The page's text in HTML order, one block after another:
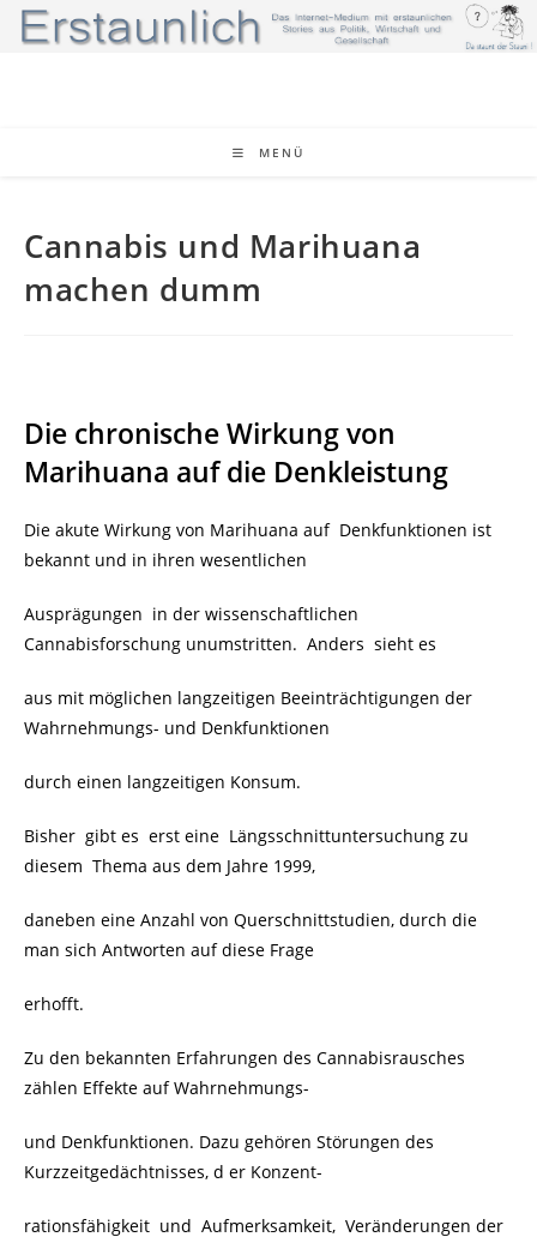
Zum
Inhalt
MENÜ
Cannabis und Marihuana
machen dumm
Die chronische Wirkung von
Marihuana auf die Denkleistung
Die akute Wirkung von Marihuana auf Denkfunktionen ist
bekannt und in ihren wesentlichen
Ausprägungen in der wissenschaftlichen
Cannabisforschung unumstritten. Anders sieht es
aus mit möglichen langzeitigen Beeinträchtigungen der
Wahrnehmungs- und Denkfunktionen
durch einen langzeitigen Konsum.
Bisher gibt es erst eine Längsschnittuntersuchung zu
diesem Thema aus dem Jahre 1999,
daneben eine Anzahl von Querschnittstudien, durch die
man sich Antworten auf diese Frage
erhofft.
Zu den bekannten Erfahrungen des Cannabisrausches
zählen Effekte auf Wahrnehmungs-
und Denkfunktionen. Dazu gehören Störungen des
Kurzzeitgedächtnisses, d er Konzent-
rationsfähigkeit und Aufmerksamkeit, Veränderungen der